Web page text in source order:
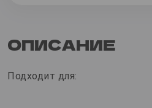
ОПИСАНИЕ
Подходит для: